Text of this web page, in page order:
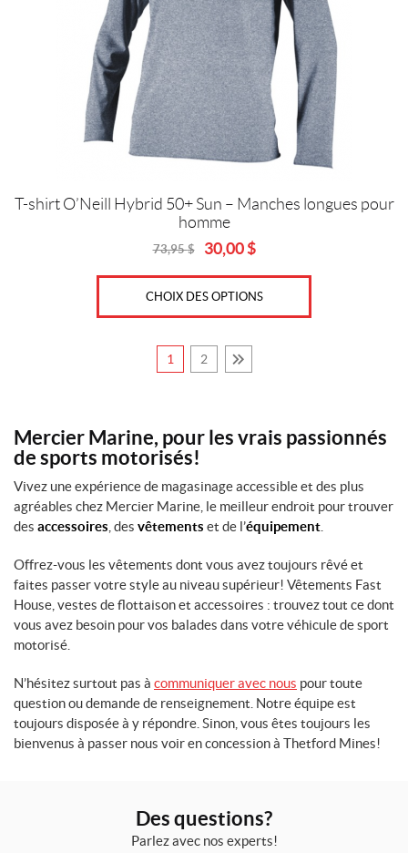
T-shirt O’Neill Hybrid 50+ Sun – Manches longues pour
homme
73,95$
Original
price
was:
73,95
$.
30,00$
Current
price
is:
30,00
$.
CHOIX DES OPTIONS
produit
1 2
Mercier Marine, pour les vrais passionnés
de sports motorisés!
Vivez une expérience de magasinage accessible et des plus
agréables chez Mercier Marine, le meilleur endroit pour trouver
des accessoires , des vêtements et de l’équipement
Offrez-vous les vêtements dont vous avez toujours rêvé et
faites passer votre style au niveau supérieur! Vêtements Fast
House, vestes de flottaison et accessoires : trouvez tout ce dont
vous avez besoin pour vos balades dans votre véhicule de sport
motorisé.
N’hésitez surtout pas à communiquer avec nous pour toute
question ou demande de renseignement. Notre équipe est
toujours disposée à y répondre. Sinon, vous êtes toujours les
bienvenus à passer nous voir en concession à Thetford Mines!
Des questions?
Parlez avec nos experts!